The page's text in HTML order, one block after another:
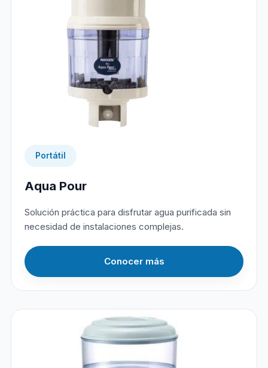
Portátil
Aqua Pour
Solución práctica para disfrutar agua purificada sin
necesidad de instalaciones complejas.
Conocer más